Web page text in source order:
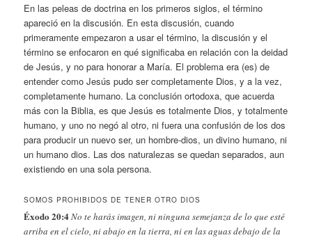
En las peleas de doctrina en los primeros siglos, el término
apareció en la discusión. En esta discusión, cuando
primeramente empezaron a usar el término, la discusión y el
término se enfocaron en qué significaba en relación con la deidad
de Jesús, y no para honorar a María. El problema era (es) de
entender como Jesús pudo ser completamente Dios, y a la vez,
completamente humano. La conclusión ortodoxa, que acuerda
más con la Biblia, es que Jesús es totalmente Dios, y totalmente
humano, y uno no negó al otro, ni fuera una confusión de los dos
para producir un nuevo ser, un hombre-dios, un divino humano, ni
un humano dios. Las dos naturalezas se quedan separados, aun
existiendo en una sola persona.
SOMOS PROHIBIDOS DE TENER OTRO DIOS
Éxodo 20:4No te harás imagen, ni ninguna semejanza de lo que esté
arriba en el cielo, ni abajo en la tierra, ni en las aguas debajo de la